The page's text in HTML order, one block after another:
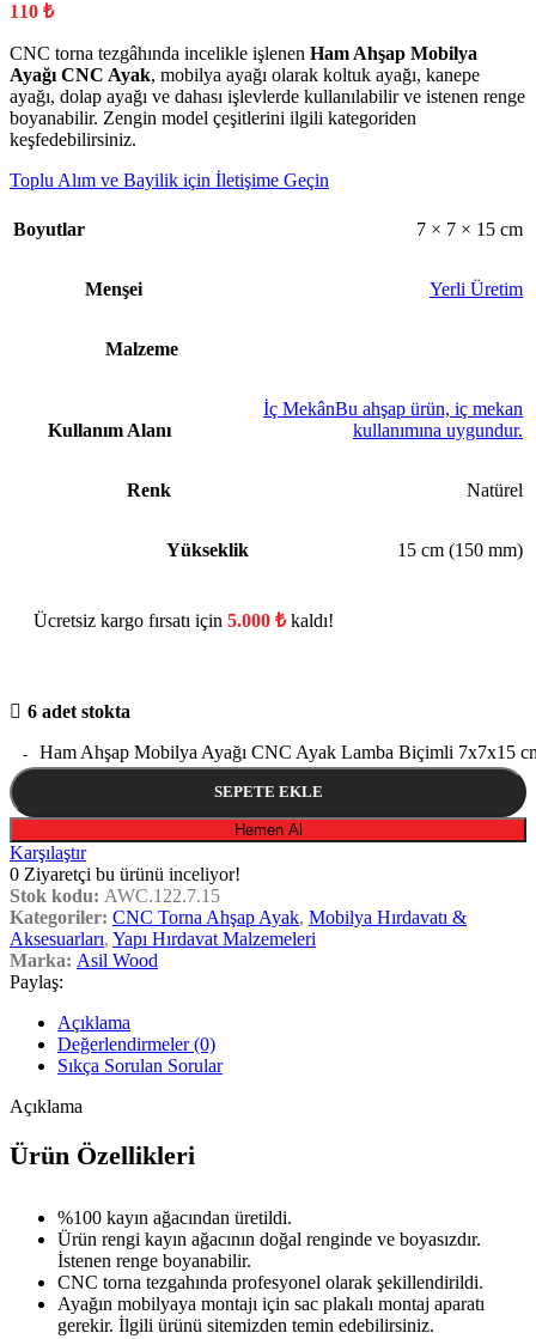
110 ₺
CNC torna tezgâhında incelikle işlenen Ham Ahşap Mobilya
Ayağı CNC Ayak, mobilya ayağı olarak koltuk ayağı, kanepe
ayağı, dolap ayağı ve dahası işlevlerde kullanılabilir ve istenen renge
boyanabilir. Zengin model çeşitlerini ilgili kategoriden
keşfedebilirsiniz.
Toplu Alım ve Bayilik için İletişime Geçin
Boyutlar 7 × 7 × 15 cm
Menşei Yerli Üretim
Malzeme
Kullanım Alanı
İç MekânBu ahşap ürün, iç mekan
kullanımına uygundur.
Renk Natürel
Yükseklik 15 cm (150 mm)
Ücretsiz kargo fırsatı için 5.000 ₺kaldı!
6 adet stokta
Ham Ahşap Mobilya Ayağı CNC Ayak Lamba Biçimli 7x7x15
SEPETE EKLE
Hemen Al
Karşılaştır
0 Ziyaretçi bu ürünü inceliyor!
Stok kodu: AWC.122.7.15
Kategoriler: CNC Torna Ahşap Ayak, Mobilya Hırdavatı &
Aksesuarları, Yapı Hırdavat Malzemeleri
Marka: Asil Wood
Paylaş:
Açıklama
Değerlendirmeler (0)
Sıkça Sorulan Sorular
Açıklama
Ürün Özellikleri
%100 kayın ağacından üretildi.
Ürün rengi kayın ağacının doğal renginde ve boyasızdır.
İstenen renge boyanabilir.
CNC torna tezgahında profesyonel olarak şekillendirildi.
Ayağın mobilyaya montajı için sac plakalı montaj aparatı
gerekir. İlgili ürünü sitemizden temin edebilirsiniz.